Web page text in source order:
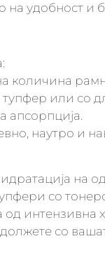
на удобност и
количина
или со
апсорпција.
наутро и
на
со
интензивна
со